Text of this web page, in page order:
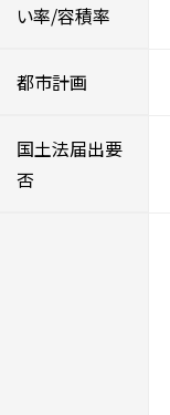
い率/容積率
都市計画
国土法届出要
否